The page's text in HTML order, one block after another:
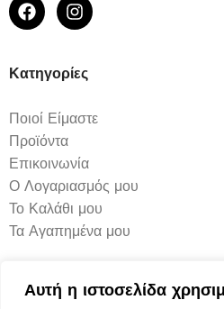
Αυτή η ιστοσελίδα
Κατηγορίες
Ποιοί Είμαστε
Προϊόντα
Επικοινωνία
Ο Λογαριασμός μου
Το Καλάθι μου
Τα Αγαπημένα μου
Χρήσιμα